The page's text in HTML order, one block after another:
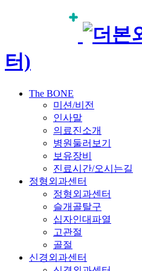
터)
The BONE
미션/비전
인사말
의료진소개
병원둘러보기
보유장비
진료시간/오시는길
정형외과센터
정형외과센터
슬개골탈구
십자인대파열
고관절
골절
신경외과센터